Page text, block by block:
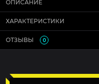
ОПИСАНИЕ
ХАРАКТЕРИСТИКИ
ОТЗЫВЫ 0